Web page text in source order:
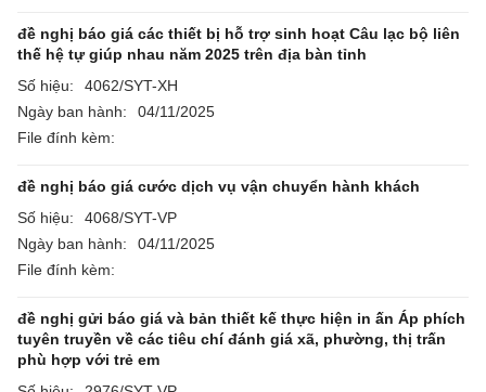
đề nghị báo giá các thiết bị hỗ trợ sinh hoạt Câu lạc bộ liên
thế hệ tự giúp nhau năm 2025 trên địa bàn tỉnh
Số hiệu:
4062/SYT-XH
Ngày ban hành:
04/11/2025
File đính kèm:
đề nghị báo giá cước dịch vụ vận chuyển hành khách
Số hiệu:
4068/SYT-VP
Ngày ban hành:
04/11/2025
File đính kèm:
đề nghị gửi báo giá và bản thiết kế thực hiện in ấn Áp phích
tuyên truyền về các tiêu chí đánh giá xã, phường, thị trấn
phù hợp với trẻ em